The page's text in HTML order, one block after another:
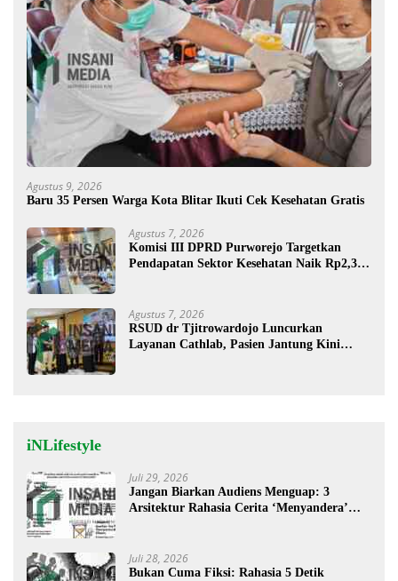
Agustus 9, 2026
Baru 35 Persen Warga Kota Blitar Ikuti Cek Kesehatan Gratis
Agustus 7, 2026
Komisi III DPRD Purworejo Targetkan
Pendapatan Sektor Kesehatan Naik Rp2,3
Agustus 7, 2026
RSUD dr Tjitrowardojo Luncurkan
Layanan Cathlab, Pasien Jantung Kini
iNLifestyle
Juli 29, 2026
Jangan Biarkan Audiens Menguap: 3
Arsitektur Rahasia Cerita ‘Menyandera’
Juli 28, 2026
Bukan Cuma Fiksi: Rahasia 5 Detik